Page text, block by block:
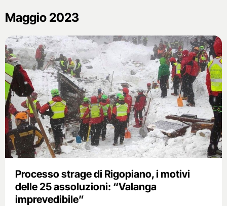
Maggio 2023
Processo strage di Rigopiano, i motivi
delle 25 assoluzioni: “Valanga
imprevedibile”